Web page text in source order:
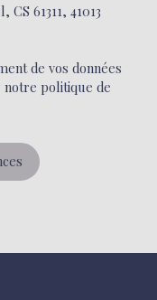
61311, 41013
de vos données
notre politique de